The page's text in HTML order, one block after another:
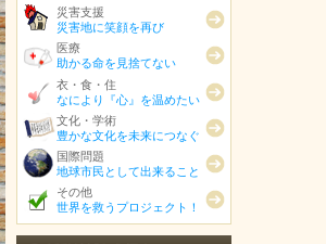
災害支援
災害地に笑顔を再び
医療
助かる命を見捨てない
衣・食・住
なにより『心』を温めたい
文化・学術
豊かな文化を未来につなぐ
国際問題
地球市民として出来ること
その他
世界を救うプロジェクト！